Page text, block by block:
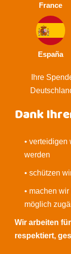
France
España
Ihre
Dank
• verteidigen
werden
• schützen
• machen
möglich
Wir arbeiten
respektiert,